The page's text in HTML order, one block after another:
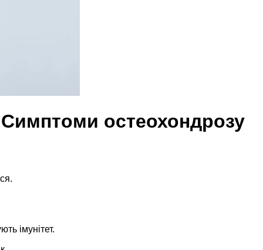
остеохондрозу
імунітет.